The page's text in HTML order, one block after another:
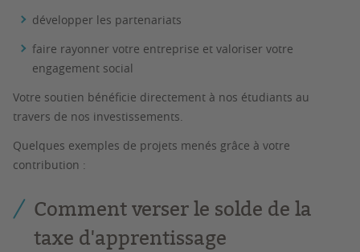
développer les partenariats
faire rayonner votre entreprise et valoriser votre
engagement social
Votre soutien bénéficie directement à nos étudiants au
travers de nos investissements.
Quelques exemples de projets menés grâce à votre
contribution :
Comment verser le solde de la
taxe d'apprentissage